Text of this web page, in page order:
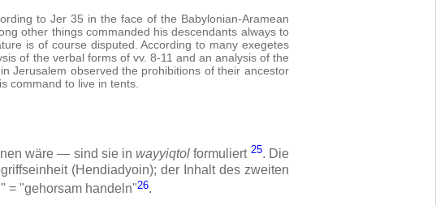
to Jer 35 in the face of the Babylonian-Aramean
other things commanded his descendants always to
is of course disputed. According to many exegetes
of the verbal forms of vv. 8-11 and an analysis of the
Jerusalem observed the prohibitions of their ancestor
command to live in tents.
wäre — sind sie inwayyiqtol formuliert 25. Die
(Hendiadyoin); der Inhalt des zweiten
= "gehorsam handeln"26.